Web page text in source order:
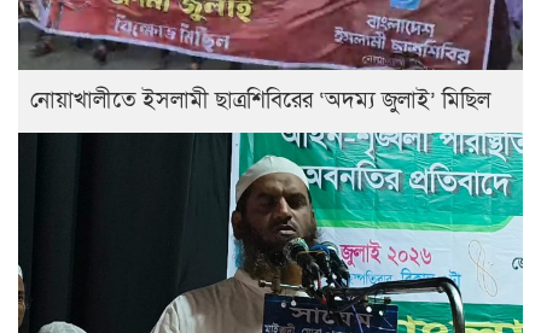
নোয়াখালীতে ইসলামী ছাত্রশিবিরের ‘অদম্য জুলাই’ মিছিল